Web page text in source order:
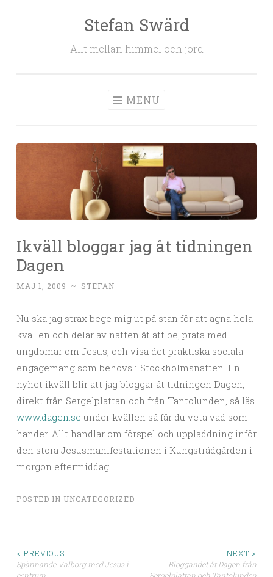
Stefan Swärd
Allt mellan himmel och jord
MENU
Ikväll bloggar jag åt tidningen
Dagen
MAJ 1, 2009 ~ STEFAN
Nu ska jag strax bege mig ut på stan för att ägna hela
kvällen och delar av natten åt att be, prata med
ungdomar om Jesus, och visa det praktiska sociala
engagemang som behövs i Stockholmsnatten. En
nyhet ikväll blir att jag bloggar åt tidningen Dagen,
direkt från Sergelplattan och från Tantolunden, så läs
www.dagen.se under kvällen så får du veta vad som
händer. Allt handlar om förspel och uppladdning inför
den stora Jesusmanifestationen i Kungsträdgården i
morgon eftermiddag.
POSTED IN UNCATEGORIZED
< PREVIOUS
Spännande Valborg med Jesus i
NEXT >
Bloggandet åt Dagen från